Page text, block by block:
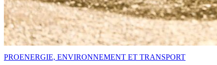
PROENERGIE, ENVIRONNEMENT ET TRANSPORT